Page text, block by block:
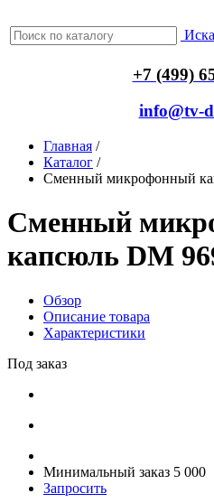
+7 (499)
info@tv-
Главная /
Каталог /
Сменный микрофонный
Сменный
капсюль DM
Обзор
Описание товара
Характеристики
Под заказ
Минимальный заказ 5 000
Запросить